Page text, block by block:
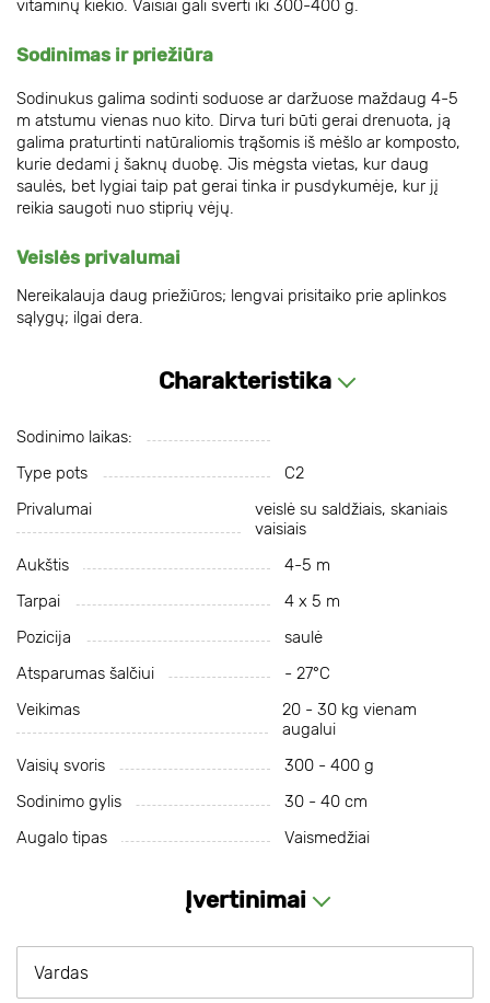
vitaminų kiekio. Vaisiai gali sverti iki 300-400 g.
Sodinimas ir priežiūra
Sodinukus galima sodinti soduose ar daržuose maždaug 4-5
m atstumu vienas nuo kito. Dirva turi būti gerai drenuota, ją
galima praturtinti natūraliomis trąšomis iš mėšlo ar komposto,
kurie dedami į šaknų duobę. Jis mėgsta vietas, kur daug
saulės, bet lygiai taip pat gerai tinka ir pusdykumėje, kur jį
reikia saugoti nuo stiprių vėjų.
Veislės privalumai
Nereikalauja daug priežiūros; lengvai prisitaiko prie aplinkos
sąlygų; ilgai dera.
Charakteristika
Sodinimo laikas:
Type pots
С2
Privalumai
veislė su saldžiais, skaniais
vaisiais
Aukštis
4-5 m
Tarpai
4 x 5 m
Pozicija
saulė
Atsparumas šalčiui
- 27°С
Veikimas
20 - 30 kg vienam
augalui
Vaisių svoris
300 - 400 g
Sodinimo gylis
30 - 40 cm
Augalo tipas
Vaismedžiai
Įvertinimai